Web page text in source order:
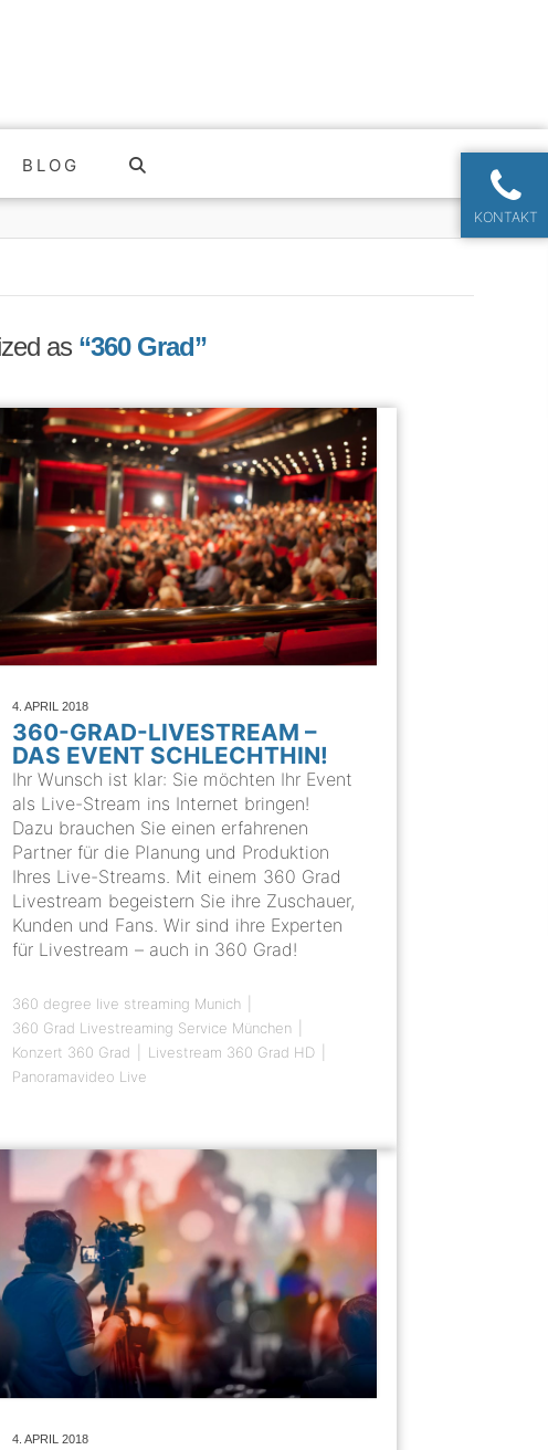
BLOG
KONTAKT
as “360 Grad”
4. APRIL 2018
360-GRAD-LIVESTREAM –
DAS EVENT SCHLECHTHIN!
Ihr Wunsch ist klar: Sie möchten Ihr Event
als Live-Stream ins Internet bringen!
Dazu brauchen Sie einen erfahrenen
Partner für die Planung und Produktion
Ihres Live-Streams. Mit einem 360 Grad
Livestream begeistern Sie ihre Zuschauer,
Kunden und Fans. Wir sind ihre Experten
für Livestream – auch in 360 Grad!
360 degree live streaming Munich
360 Grad Livestreaming Service München
Konzert 360 Grad
Livestream 360 Grad HD
Panoramavideo Live
4. APRIL 2018